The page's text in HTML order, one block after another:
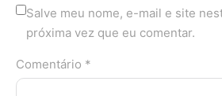
Salve meu nome, e-mail e site
próxima vez que eu comentar.
Comentário *